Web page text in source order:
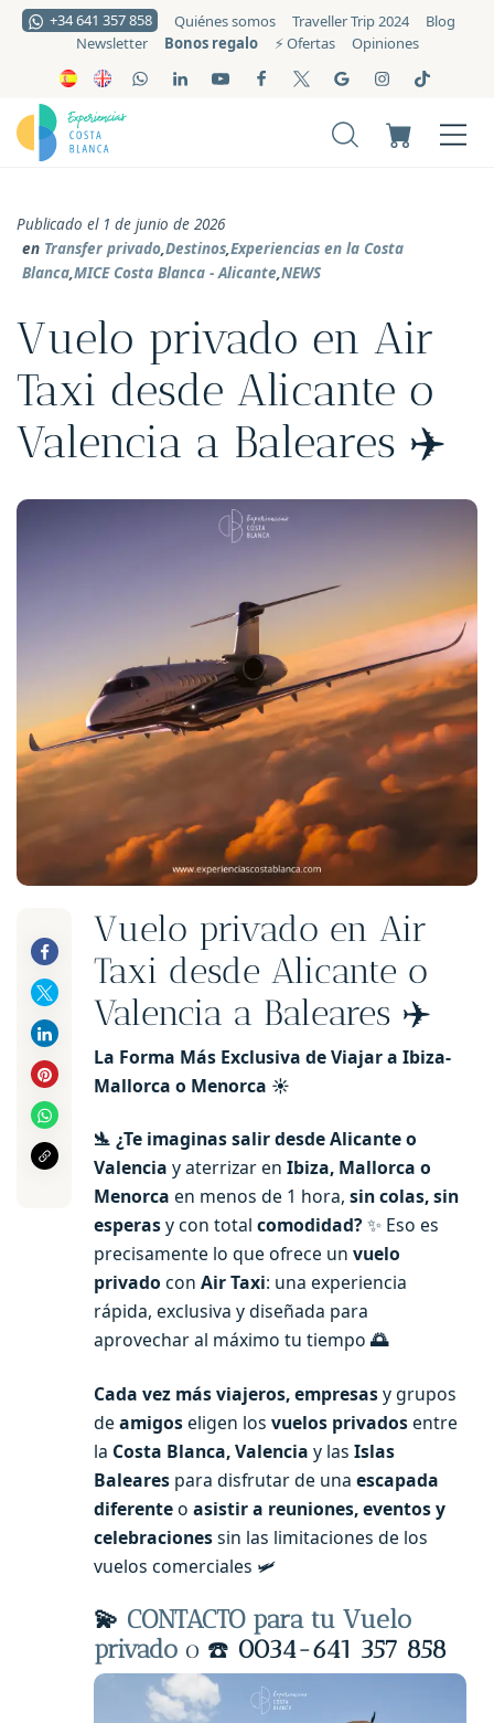
+34 641 357 858 Quiénes somos Traveller Trip 2024
Blog
Newsletter
Bonos regalo ⚡️ Ofertas Opiniones
Publicado el 1 de junio de 2026
en Transfer privado,Destinos,Experiencias en la Costa
Blanca,MICE Costa Blanca - Alicante,NEWS
Vuelo privado en Air
Taxi desde Alicante o
Valencia a Baleares ✈️
Vuelo privado en Air
Taxi desde Alicante o
Valencia a Baleares ✈️
La Forma Más Exclusiva de Viajar a Ibiza-
Mallorca o Menorca ☀️
🛬 ¿Te imaginas salir desde Alicante o
Valencia y aterrizar en Ibiza, Mallorca o
Menorca en menos de 1 hora, sin colas, sin
esperasy con total comodidad? ✨ Eso es
precisamente lo que ofrece un vuelo
privado con Air Taxi: una experiencia
rápida, exclusiva y diseñada para
aprovechar al máximo tu tiempo 🌅
Cada vez más viajeros, empresasy grupos
de amigoseligen los vuelos privadosentre
la Costa Blanca, Valencia y las Islas
Baleares para disfrutar de una escapada
diferenteo asistir a reuniones, eventos y
celebracionessin las limitaciones de los
vuelos comerciales 🛩️
💫 CONTACTO para tu Vuelo
privado o ☎️ 0034-641 357 858